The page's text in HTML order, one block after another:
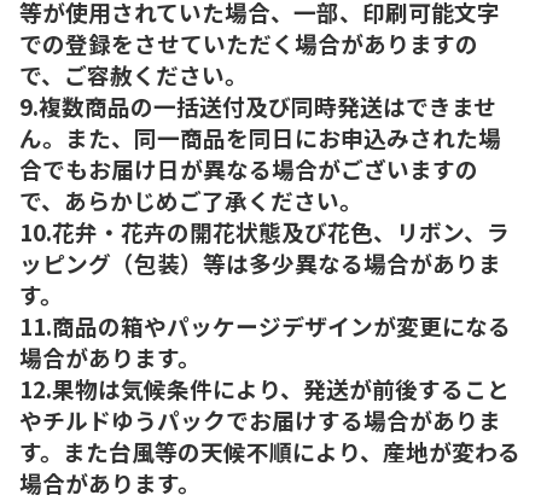
等が使用されていた場合、一部、印刷可能文字
での登録をさせていただく場合がありますの
で、ご容赦ください。
9.複数商品の一括送付及び同時発送はできませ
ん。また、同一商品を同日にお申込みされた場
合でもお届け日が異なる場合がございますの
で、あらかじめご了承ください。
10.花弁・花卉の開花状態及び花色、リボン、ラ
ッピング（包装）等は多少異なる場合がありま
す。
11.商品の箱やパッケージデザインが変更になる
場合があります。
12.果物は気候条件により、発送が前後すること
やチルドゆうパックでお届けする場合がありま
す。また台風等の天候不順により、産地が変わる
場合があります。